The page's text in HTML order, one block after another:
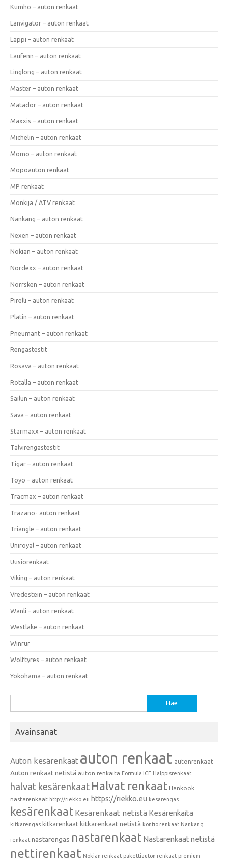
Kumho – auton renkaat
Lanvigator – auton renkaat
Lappi – auton renkaat
Laufenn – auton renkaat
Linglong – auton renkaat
Master – auton renkaat
Matador – auton renkaat
Maxxis – auton renkaat
Michelin – auton renkaat
Momo – auton renkaat
Mopoauton renkaat
MP renkaat
Mönkijä / ATV renkaat
Nankang – auton renkaat
Nexen – auton renkaat
Nokian – auton renkaat
Nordexx – auton renkaat
Norrsken – auton renkaat
Pirelli – auton renkaat
Platin – auton renkaat
Pneumant – auton renkaat
Rengastestit
Rosava – auton renkaat
Rotalla – auton renkaat
Sailun – auton renkaat
Sava – auton renkaat
Starmaxx – auton renkaat
Talvirengastestit
Tigar – auton renkaat
Toyo – auton renkaat
Tracmax – auton renkaat
Trazano- auton renkaat
Triangle – auton renkaat
Uniroyal – auton renkaat
Uusiorenkaat
Viking – auton renkaat
Vredestein – auton renkaat
Wanli – auton renkaat
Westlake – auton renkaat
Winrur
Wolftyres – auton renkaat
Yokohama – auton renkaat
Avainsanat
Auton kesärenkaat auton renkaat autonrenkaat
Auton renkaat netistä auton renkaita Formula ICE Halppisrenkaat
halvat kesärenkaat Halvat renkaat Hankook
nastarenkaat http://riekko.eu https://riekko.eu kesärengas
kesärenkaat Kesärenkaat netistä Kesärenkaita
kitkarengas kitkarenkaat kitkarenkaat netistä kontio renkaat Nankang
renkaat nastarengas nastarenkaat Nastarenkaat netistä
nettirenkaat Nokian renkaat pakettiauton renkaat premium